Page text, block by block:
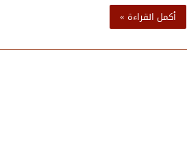
أكمل القراءة »